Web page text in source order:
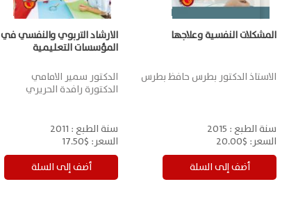
المشكلات النفسية وعلاجها
الاستاذ الدكتور بطرس حافظ بطرس
سنة الطبع : 2015
السعر: $20.00
الارشاد التربوي والنفسي في
المؤسسات التعليمية
الدكتور سمير الامامي
الدكتورة رافدة الحريري
سنة الطبع : 2011
السعر: $17.50